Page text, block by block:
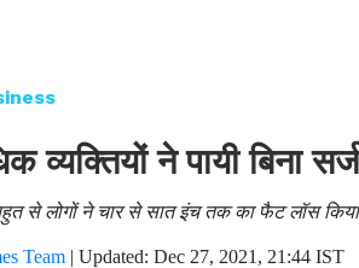
व्यक्तियों ने पायी बिना
से लोगों ने चार से सात इंच तक का फैट लॉस
Team | Updated: Dec 27, 2021, 21:44 IST